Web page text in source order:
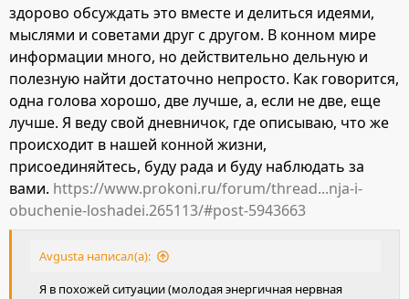
здорово обсуждать это вместе и делиться идеями,
мыслями и советами друг с другом. В конном мире
информации много, но действительно дельную и
полезную найти достаточно непросто. Как говорится,
одна голова хорошо, две лучше, а, если не две, еще
лучше. Я веду свой дневничок, где описываю, что же
происходит в нашей конной жизни,
присоединяйтесь, буду рада и буду наблюдать за
вами. https://www.prokoni.ru/forum/thread...nja-i-
obuchenie-loshadei.265113/#post-5943663
Avgusta написал(а):
Я в похожей ситуации (молодая энергичная нервная